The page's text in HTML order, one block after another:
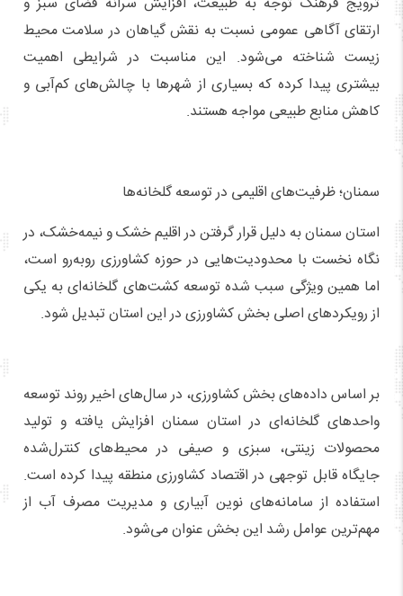
ارتقای آگاهی عمومی نسبت به نقش گیاهان در سلامت محیط
زیست شناخته می‌شود. این مناسبت در شرایطی اهمیت
بیشتری پیدا کرده که بسیاری از شهرها با چالش‌های کم‌آبی و
کاهش منابع طبیعی مواجه هستند.
سمنان؛ ظرفیت‌های اقلیمی در توسعه گلخانه‌ها
استان سمنان به دلیل قرار گرفتن در اقلیم خشک و نیمه‌خشک، در
نگاه نخست با محدودیت‌هایی در حوزه کشاورزی روبه‌رو است،
اما همین ویژگی سبب شده توسعه کشت‌های گلخانه‌ای به یکی
از رویکردهای اصلی بخش کشاورزی در این استان تبدیل شود.
بر اساس داده‌های بخش کشاورزی، در سال‌های اخیر روند توسعه
واحدهای گلخانه‌ای در استان سمنان افزایش یافته و تولید
محصولات زینتی، سبزی و صیفی در محیط‌های کنترل‌شده
جایگاه قابل توجهی در اقتصاد کشاورزی منطقه پیدا کرده است.
استفاده از سامانه‌های نوین آبیاری و مدیریت مصرف آب از
مهم‌ترین عوامل رشد این بخش عنوان می‌شود.